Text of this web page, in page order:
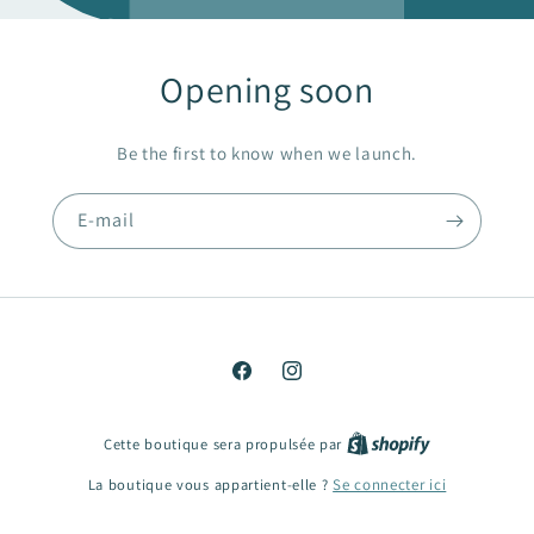
Opening soon
Be the first to know when we launch.
E-mail
FacebookInstagram
Cette boutique sera propulsée par
La boutique vous appartient-elle ?Se connecter ici